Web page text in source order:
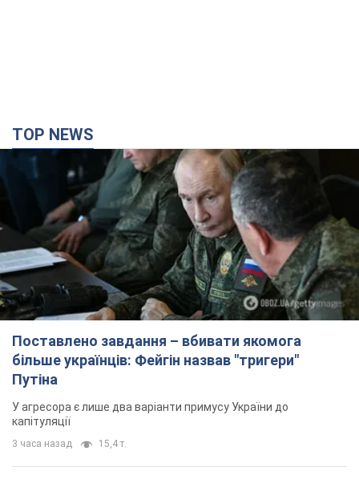
TOP NEWS
Поставлено завдання – вбивати якомога
більше українців: Фейгін назвав "тригери"
Путіна
У агресора є лише два варіанти примусу України до
капітуляції
3 часа назад 15,4 т.